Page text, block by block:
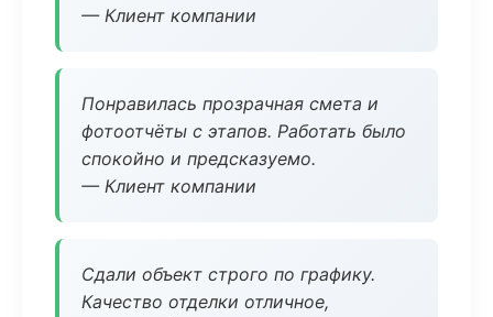
— Клиент компании
Понравилась прозрачная смета и
фотоотчёты с этапов. Работать было
спокойно и предсказуемо.
— Клиент компании
Сдали объект строго по графику.
Качество отделки отличное,